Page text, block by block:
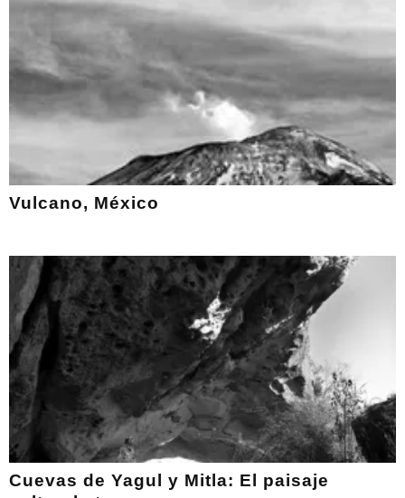
Vulcano, México
Cuevas de Yagul y Mitla: El paisaje